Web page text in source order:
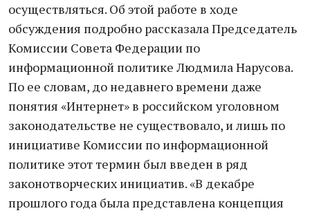
осуществляться. Об этой работе в ходе
обсуждения подробно рассказала Председатель
Комиссии Совета Федерации по
информационной политике Людмила Нарусова.
По ее словам, до недавнего времени даже
понятия «Интернет» в российском уголовном
законодательстве не существовало, и лишь по
инициативе Комиссии по информационной
политике этот термин был введен в ряд
законотворческих инициатив. «В декабре
прошлого года была представлена концепция